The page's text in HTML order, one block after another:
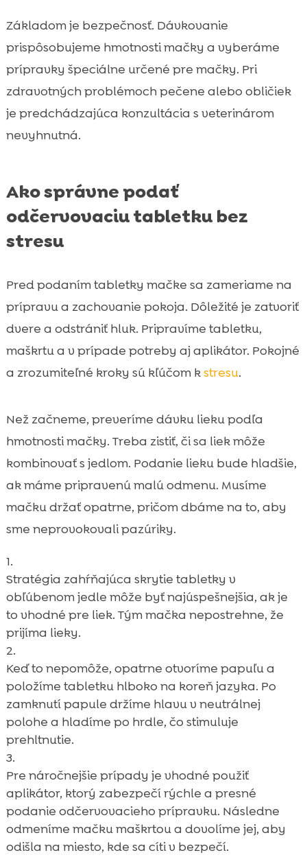
Základom je bezpečnosť. Dávkovanie
prispôsobujeme hmotnosti mačky a vyberáme
prípravky špeciálne určené pre mačky. Pri
zdravotných problémoch pečene alebo obličiek
je predchádzajúca konzultácia s veterinárom
nevyhnutná.
Ako správne podať
odčervovaciu tabletku bez
stresu
Pred podaním tabletky mačke sa zameriame na
prípravu a zachovanie pokoja. Dôležité je zatvoriť
dvere a odstrániť hluk. Pripravíme tabletku,
maškrtu a v prípade potreby aj aplikátor. Pokojné
a zrozumiteľné kroky sú kľúčom kstresu.
Než začneme, preveríme dávku lieku podľa
hmotnosti mačky. Treba zistiť, či sa liek môže
kombinovať s jedlom. Podanie lieku bude hladšie,
ak máme pripravenú malú odmenu. Musíme
mačku držať opatrne, pričom dbáme na to, aby
sme neprovokovali pazúriky.
Stratégia zahŕňajúca skrytie tabletky v
obľúbenom jedle môže byť najúspešnejšia, ak je
to vhodné pre liek. Tým mačka nepostrehne, že
prijíma lieky.
Keď to nepomôže, opatrne otvoríme papuľu a
položíme tabletku hlboko na koreň jazyka. Po
zamknutí papule držíme hlavu v neutrálnej
polohe a hladíme po hrdle, čo stimuluje
prehltnutie.
Pre náročnejšie prípady je vhodné použiť
aplikátor, ktorý zabezpečí rýchle a presné
podanie odčervovacieho prípravku. Následne
odmeníme mačku maškrtou a dovolíme jej, aby
odišla na miesto, kde sa cíti v bezpečí.